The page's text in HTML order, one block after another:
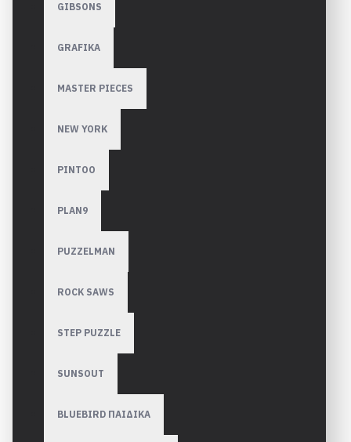
GIBSONS
GRAFIKA
MASTER PIECES
NEW YORK
PINTOO
PLAN9
PUZZELMAN
ROCK SAWS
STEP PUZZLE
SUNSOUT
BLUEBIRD ΠΑΙΔΙΚΑ